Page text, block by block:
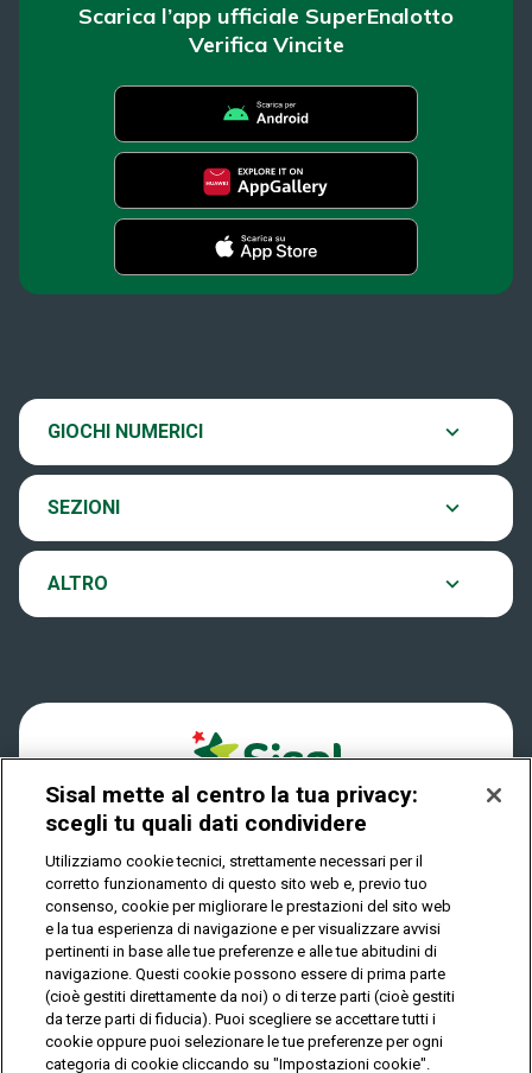
Scarica l’app ufficiale SuperEnalotto
Verifica Vincite
GIOCHI NUMERICI
SuperEnalotto
EuroJackpot
VinciCasa
Play Your Date
SEZIONI
News
Verifica vincite
Come si gioca
Dove si gioca
Quanto si vince
Come riscuotere
ALTRO
Contatti
Notifiche
Privacy
IL GIOCO È VIETATO AI MINORI E PUÒ CAUSARE
DIPENDENZA PATOLOGICA
© Copyright Sisal Italia S.p.A. - P.I. 02433760135
Privacy Cookies
Mappa
del
Sisal mette al centro la tua privacy:
scegli tu quali dati condividere
Utilizziamo cookie tecnici, strettamente necessari per il
corretto funzionamento di questo sito web e, previo tuo
consenso, cookie per migliorare le prestazioni del sito web
e la tua esperienza di navigazione e per visualizzare avvisi
pertinenti in base alle tue preferenze e alle tue abitudini di
navigazione. Questi cookie possono essere di prima parte
(cioè gestiti direttamente da noi) o di terze parti (cioè gestiti
da terze parti di fiducia). Puoi scegliere se accettare tutti i
cookie oppure puoi selezionare le tue preferenze per ogni
categoria di cookie cliccando su "Impostazioni cookie".